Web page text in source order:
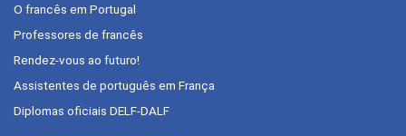
O francês em Portugal
Professores de francês
Rendez-vous ao futuro!
Assistentes de português em França
Diplomas oficiais DELF-DALF